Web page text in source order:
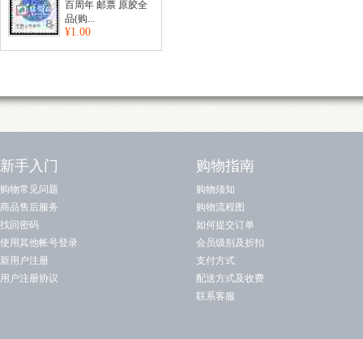
百周年 邮票 原胶全
品(购...
¥1.00
新手入门
购物常见问题
商品售后服务
找回密码
使用其他帐号登录
新用户注册
用户注册协议
购物指南
购物须知
购物流程图
如何提交订单
会员级别及折扣
支付方式
配送方式及收费
联系客服